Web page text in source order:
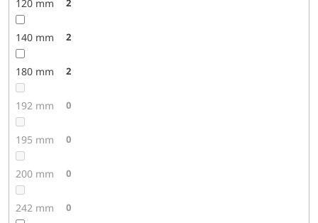
120 mm 2
140 mm 2
180 mm 2
192 mm 0
195 mm 0
200 mm 0
242 mm 0